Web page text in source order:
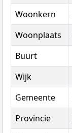
Woonkern
Woonplaats
Buurt
Wijk
Gemeente
Provincie